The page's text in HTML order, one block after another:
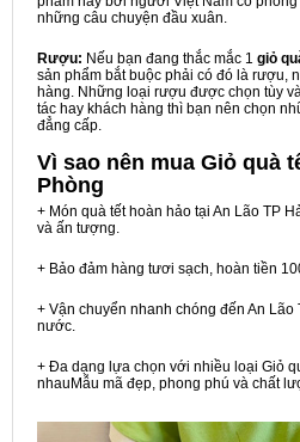
những câu chuyện đầu xuân.
Rượu: Nếu bạn đang thắc mắc 1 giỏ
sản phẩm bắt buộc phải có đó là rượu,
hàng. Những loại rượu được chọn tùy
tác hay khách hàng thì bạn nên chọn
đẳng cấp.
Vì sao nên mua Giỏ quà
Phòng
+ Món quà tết hoàn hảo tại An Lão TP
và ấn tượng.
+ Bảo đảm hàng tươi sạch, hoàn tiền
+ Vận chuyển nhanh chóng đến An Lão
nước.
+ Đa dạng lựa chọn với nhiều loại Giỏ
nhauMẫu mã đẹp, phong phú và chất